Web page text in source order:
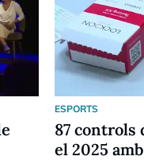
ESPORTS
87 controls
el 2025